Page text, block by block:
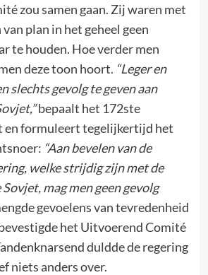
zou samen gaan. Zij waren met
plan in het geheel geen
te houden. Hoe verder men
deze toon hoort. “Leger en
slechts gevolg te geven aan
bepaalt het 172ste
en formuleert tegelijkertijd het
“Aan bevelen van de
welke strijdig zijn met de
mag men geen gevolg
gevoelens van tevredenheid
het Uitvoerend Comité
duldde de regering
niets anders over.